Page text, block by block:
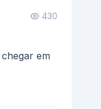
430
em